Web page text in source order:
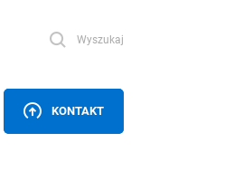
Wyszukaj
KONTAKT